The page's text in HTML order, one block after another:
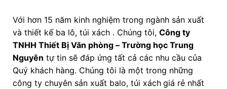
Với hơn 15 năm kinh nghiệm trong ngành sản xuất
và thiết kế ba lô, túi xách . Chúng tôi, Công ty
TNHH Thiết Bị Văn phòng – Trường học Trung
Nguyên tự tin sẽ đáp ứng tất cả các nhu cầu của
Quý khách hàng. Chúng tôi là một trong những
công ty chuyên sản xuất balo, túi xách giá rẻ nhất